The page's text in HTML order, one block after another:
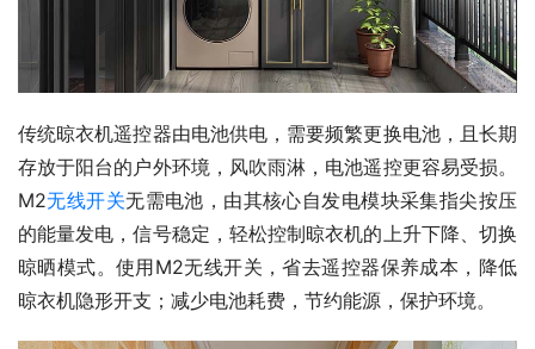
传统晾衣机遥控器由电池供电，需要频繁更换电池，且长期
存放于阳台的户外环境，风吹雨淋，电池遥控更容易受损。
M2无线开关无需电池，由其核心自发电模块采集指尖按压
的能量发电，信号稳定，轻松控制晾衣机的上升下降、切换
晾晒模式。使用M2无线开关，省去遥控器保养成本，降低
晾衣机隐形开支；减少电池耗费，节约能源，保护环境。